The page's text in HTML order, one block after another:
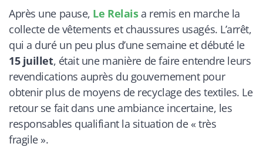
Après une pause, Le Relaisa remis en marche la
collecte de vêtements et chaussures usagés. L’arrêt,
qui a duré un peu plus d’une semaine et débuté le
15 juillet, était une manière de faire entendre leurs
revendications auprès du gouvernement pour
obtenir plus de moyens de recyclage des textiles. Le
retour se fait dans une ambiance incertaine, les
responsables qualifiant la situation de « très
fragile ».